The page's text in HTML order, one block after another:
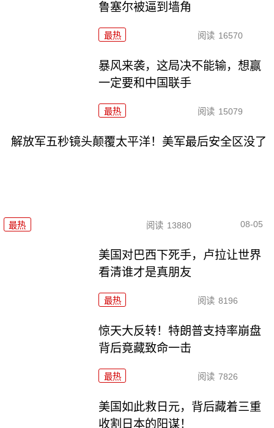
鲁塞尔被逼到墙角
最热 阅读 16570
暴风来袭，这局决不能输，想赢
一定要和中国联手
最热 阅读 15079
解放军五秒镜头颠覆太平洋！美军最后安全区没了
最热 阅读 13880 08-05
美国对巴西下死手，卢拉让世界
看清谁才是真朋友
最热 阅读 8196
惊天大反转！特朗普支持率崩盘
背后竟藏致命一击
最热 阅读 7826
美国如此救日元，背后藏着三重
收割日本的阳谋！